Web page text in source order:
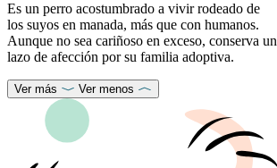
Es un perro acostumbrado a vivir rodeado de
los suyos en manada, más que con humanos.
Aunque no sea cariñoso en exceso, conserva un
lazo de afección por su familia adoptiva.
Ver más Ver menos